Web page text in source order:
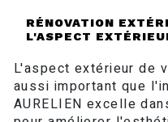
RÉNOVATION
L'ASPECT
L'aspect extérieur de
aussi important que
AURELIEN excelle